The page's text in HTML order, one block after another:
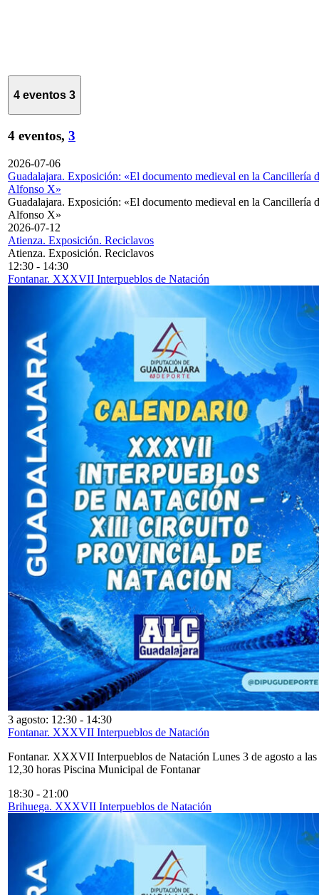
4 eventos 3
4 eventos, 3
2026-07-06
Guadalajara. Exposición: «El documento medieval en la Cancillería
Alfonso X»
Guadalajara. Exposición: «El documento medieval en la Cancillería
Alfonso X»
2026-07-12
Atienza. Exposición. Reciclavos
Atienza. Exposición. Reciclavos
12:30 - 14:30
Fontanar. XXXVII Interpueblos de Natación
3 agosto: 12:30 - 14:30
Fontanar. XXXVII Interpueblos de Natación
Fontanar. XXXVII Interpueblos de Natación Lunes 3 de agosto a las
12,30 horas Piscina Municipal de Fontanar
18:30 - 21:00
Brihuega. XXXVII Interpueblos de Natación